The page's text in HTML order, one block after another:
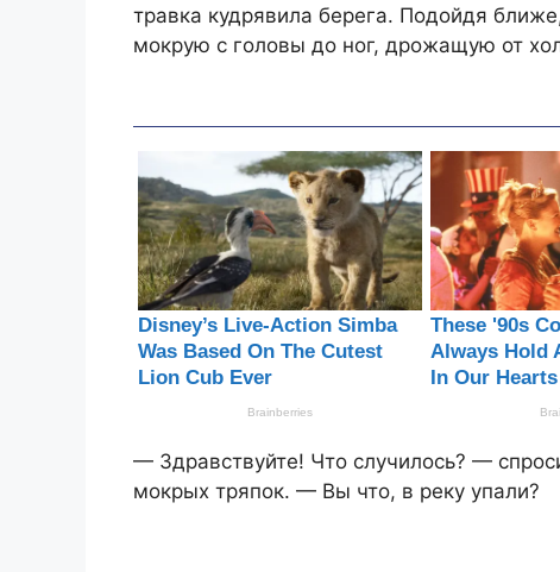
травка кудрявила берега. Подойдя
мокрую с головы до ног, дрожащую от
— Здравствуйте! Что случилось? —
мокрых тряпок. — Вы что, в реку упали?